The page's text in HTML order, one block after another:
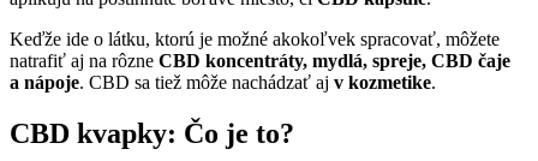
Keďže ide o látku, ktorú je možné akokoľvek spracovať, môžete
natrafiť aj na rôzne CBD koncentráty, mydlá, spreje, CBD čaje
a nápoje. CBD sa tiež môže nachádzať aj v kozmetike.
CBD kvapky: Čo je to?